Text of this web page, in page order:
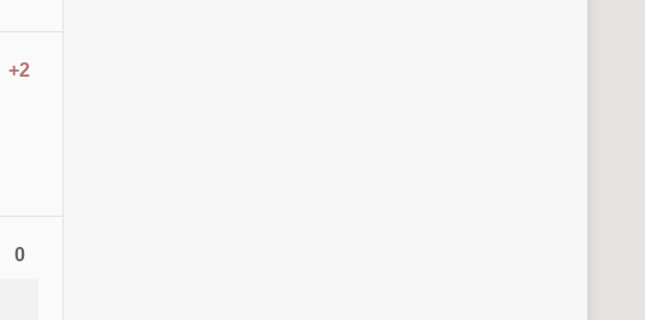
+2
0